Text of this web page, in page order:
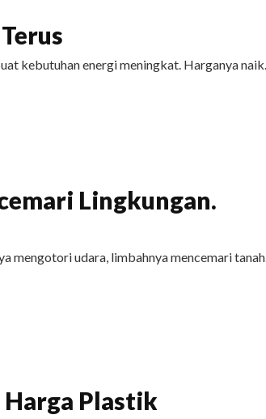
kebutuhan energi meningkat. Harganya naik.
Lingkungan.
mengotori udara, limbahnya mencemari tanah.
Plastik